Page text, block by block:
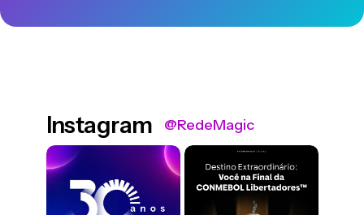
Instagram @RedeMagic